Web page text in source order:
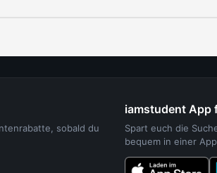
sobald du
iamstudent App
Spart euch die
bequem in einer